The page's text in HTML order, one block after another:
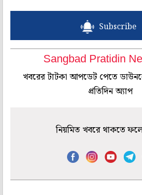
Subscribe
Sangbad Pratidin
খবরের টাটকা আপডেট পেতে
প্রতিদিন অ্যাপ
নিয়মিত খবরে থাকতে